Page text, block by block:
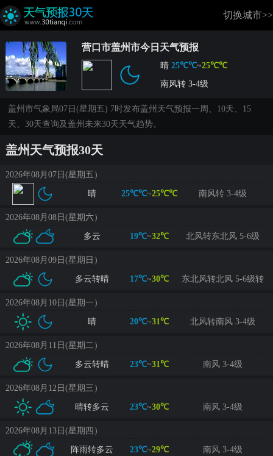
切换城市>>
营口市盖州市今日天气预报
晴 25℃℃~25℃℃
南风转 3-4级
盖州市气象局07日(星期五) 7时发布盖州天气预报一周、10天、15
天、30天查询及盖州未来30天天气趋势。
盖州天气预报30天
2026年08月07日(星期五）
晴 25℃℃~25℃℃ 南风转 3-4级
2026年08月08日(星期六）
多云 19℃~32℃ 北风转东北风 5-6级
2026年08月09日(星期日）
多云转晴 17℃~30℃ 东北风转北风 5-6级转
2026年08月10日(星期一）
晴 20℃~31℃ 北风转南风 3-4级
2026年08月11日(星期二）
多云转晴 23℃~31℃ 南风 3-4级
2026年08月12日(星期三）
晴转多云 23℃~30℃ 南风 3-4级
2026年08月13日(星期四）
阵雨转多云 23℃~29℃ 南风 3-4级